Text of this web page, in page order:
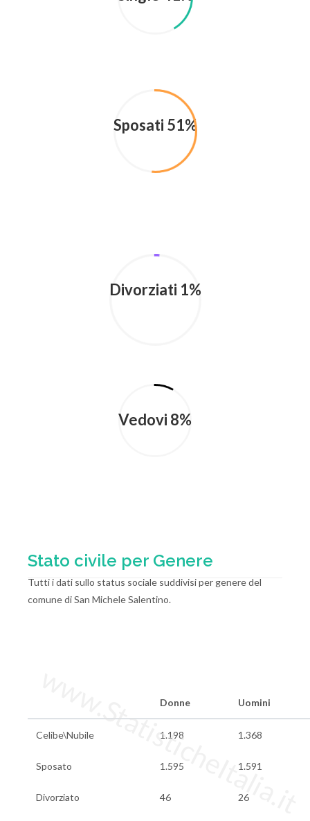
Sposati 51%
Divorziati 1%
Vedovi 8%
Stato civile per Genere
Tutti i dati sullo status sociale suddivisi per genere del
comune di San Michele Salentino.
Donne Uomini
Celibe\Nubile 1.198 1.368
Sposato 1.595 1.591
Divorziato 46 26
www.StatisticheItalia.it